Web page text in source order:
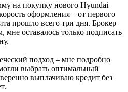
на покупку нового Hyundai
оформления – от первого
прошло всего три дня. Брокер
мне оставалось только подписать
подход – мне подробно
выбрать оптимальный
выплачиваю кредит без